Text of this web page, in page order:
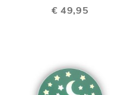
€ 49,95